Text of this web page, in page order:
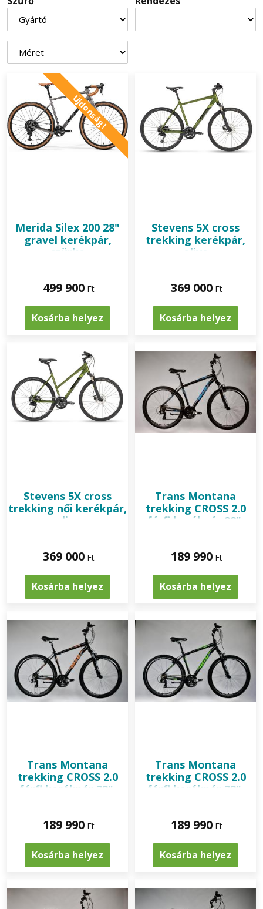
Újdonság!
Merida Silex 200 28"
gravel kerékpár,
szürke
499 900 Ft
Kosárba helyez
Stevens 5X cross
trekking kerékpár,
olive
369 000 Ft
Kosárba helyez
Stevens 5X cross
trekking női kerékpár,
olive
369 000 Ft
Kosárba helyez
Trans Montana
trekking CROSS 2.0
férfi kerékpár 28",
189 990 Ft
Kosárba helyez
Trans Montana
trekking CROSS 2.0
férfi kerékpár 28",
189 990 Ft
Kosárba helyez
Trans Montana
trekking CROSS 2.0
férfi kerékpár 28",
189 990 Ft
Kosárba helyez